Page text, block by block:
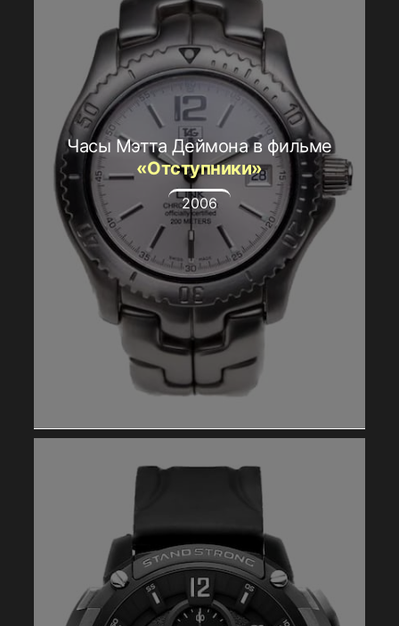
Часы Мэтта Деймона в фильме
«Отступники»
2006